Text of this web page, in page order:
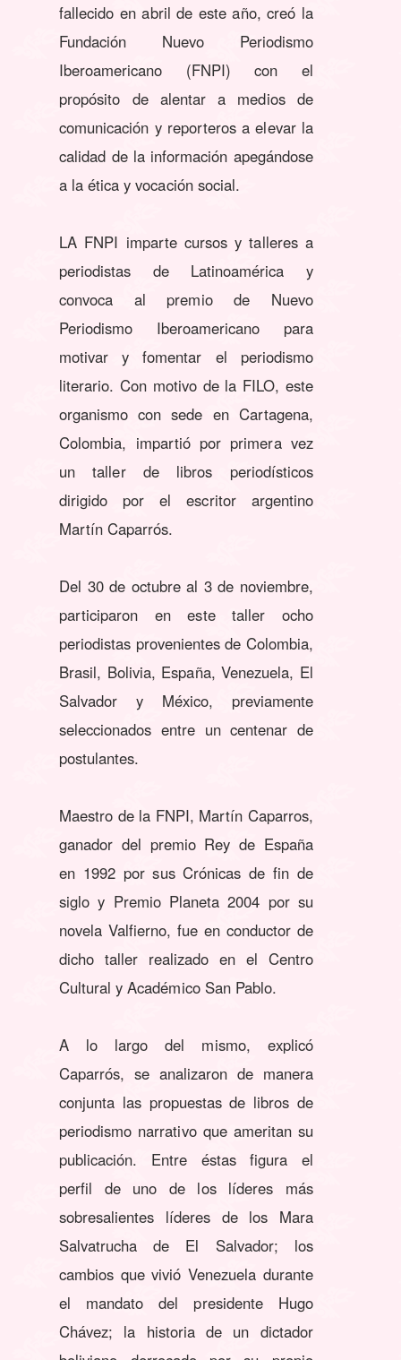
fallecido en abril de este año, creó la
Fundación Nuevo Periodismo
Iberoamericano (FNPI) con el
propósito de alentar a medios de
comunicación y reporteros a elevar la
calidad de la información apegándose
a la ética y vocación social.
LA FNPI imparte cursos y talleres a
periodistas de Latinoamérica y
convoca al premio de Nuevo
Periodismo Iberoamericano para
motivar y fomentar el periodismo
literario. Con motivo de la FILO, este
organismo con sede en Cartagena,
Colombia, impartió por primera vez
un taller de libros periodísticos
dirigido por el escritor argentino
Martín Caparrós.
Del 30 de octubre al 3 de noviembre,
participaron en este taller ocho
periodistas provenientes de Colombia,
Brasil, Bolivia, España, Venezuela, El
Salvador y México, previamente
seleccionados entre un centenar de
postulantes.
Maestro de la FNPI, Martín Caparros,
ganador del premio Rey de España
en 1992 por sus Crónicas de fin de
siglo y Premio Planeta 2004 por su
novela Valfierno, fue en conductor de
dicho taller realizado en el Centro
Cultural y Académico San Pablo.
A lo largo del mismo, explicó
Caparrós, se analizaron de manera
conjunta las propuestas de libros de
periodismo narrativo que ameritan su
publicación. Entre éstas figura el
perfil de uno de los líderes más
sobresalientes líderes de los Mara
Salvatrucha de El Salvador; los
cambios que vivió Venezuela durante
el mandato del presidente Hugo
Chávez; la historia de un dictador